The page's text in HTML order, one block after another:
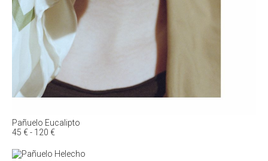
Pañuelo Eucalipto
45 €- 120 €Rango
precios: